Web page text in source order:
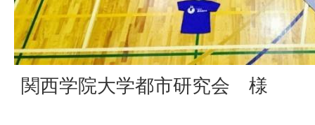
関西学院大学都市研究会 様